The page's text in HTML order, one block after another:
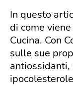
In questo
di come
Cucina. Con
sulle sue